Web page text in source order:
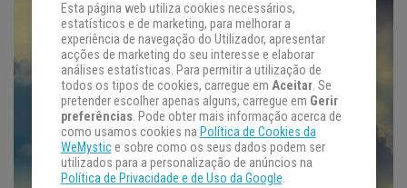
Esta página web utiliza cookies necessários,
estatísticos e de marketing, para melhorar a
experiência de navegação do Utilizador, apresentar
acções de marketing do seu interesse e elaborar
análises estatísticas. Para permitir a utilização de
todos os tipos de cookies, carregue em Aceitar. Se
pretender escolher apenas alguns, carregue em Gerir
preferências. Pode obter mais informação acerca de
como usamos cookies na Política de Cookies da
WeMystice sobre como os seus dados podem ser
utilizados para a personalização de anúncios na
Política de Privacidade e de Uso da Google.